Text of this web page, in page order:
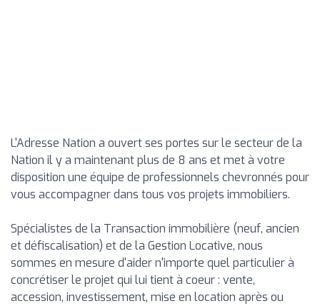
L'Adresse Nation a ouvert ses portes sur le secteur de la
Nation il y a maintenant plus de 8 ans et met à votre
disposition une équipe de professionnels chevronnés pour
vous accompagner dans tous vos projets immobiliers.
Spécialistes de la Transaction immobilière (neuf, ancien
et défiscalisation) et de la Gestion Locative, nous
sommes en mesure d'aider n'importe quel particulier à
concrétiser le projet qui lui tient à coeur : vente,
accession, investissement, mise en location après ou